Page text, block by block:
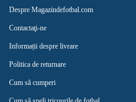
Despre Magazindefotbal.com
Contactaţi-ne
Informații despre livrare
Politica de returnare
Cum să cumperi